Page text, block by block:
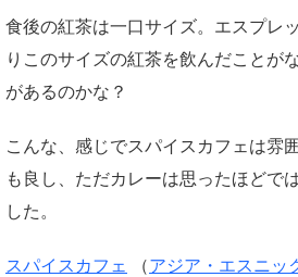
食後の紅茶は一口サイズ。エスプレ
りこのサイズの紅茶を飲んだことが
があるのかな？
こんな、感じでスパイスカフェは雰
も良し、ただカレーは思ったほどで
した。
スパイスカフェ （アジア・エスニッ